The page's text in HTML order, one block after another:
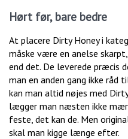
Hørt før, bare bedre
At placere Dirty Honey i
måske være en anelse
end det. De leverede præcis
man en anden gang ikke råd
kan man altid nøjes med
lægger man næsten ikke
feste, det kan de. Men
skal man kigge længe efter.